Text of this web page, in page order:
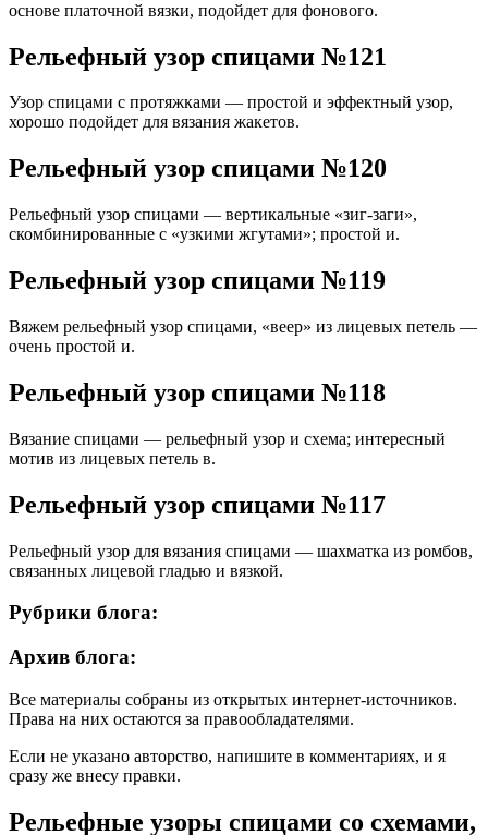
основе платочной вязки, подойдет для фонового.
Рельефный узор спицами №121
Узор спицами с протяжками — простой и эффектный узор,
хорошо подойдет для вязания жакетов.
Рельефный узор спицами №120
Рельефный узор спицами — вертикальные «зиг-заги»,
скомбинированные с «узкими жгутами»; простой и.
Рельефный узор спицами №119
Вяжем рельефный узор спицами, «веер» из лицевых петель —
очень простой и.
Рельефный узор спицами №118
Вязание спицами — рельефный узор и схема; интересный
мотив из лицевых петель в.
Рельефный узор спицами №117
Рельефный узор для вязания спицами — шахматка из ромбов,
связанных лицевой гладью и вязкой.
Рубрики блога:
Архив блога:
Все материалы собраны из открытых интернет-источников.
Права на них остаются за правообладателями.
Если не указано авторство, напишите в комментариях, и я
сразу же внесу правки.
Рельефные узоры спицами со схемами,